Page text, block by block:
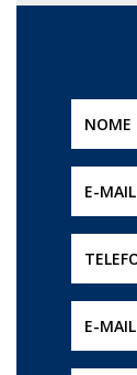
E-MAIL